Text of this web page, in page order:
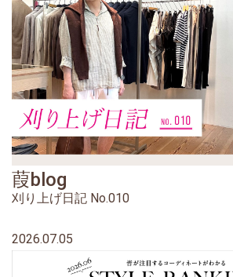
葭blog
刈り上げ日記 No.010
2026.07.05